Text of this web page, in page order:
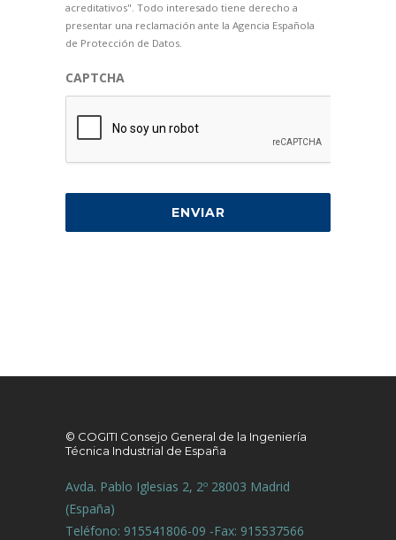
acreditativos". Todo interesado tiene derecho a
presentar una reclamación ante la Agencia Española
de Protección de Datos.
CAPTCHA
© COGITI Consejo General de la Ingeniería
Técnica Industrial de España
Avda. Pablo Iglesias 2, 2º 28003 Madrid
(España)
Teléfono: 915541806-09 -Fax: 915537566